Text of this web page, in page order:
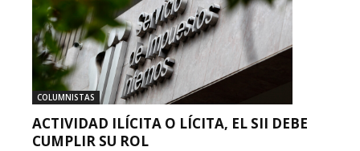
COLUMNISTAS
ACTIVIDAD ILÍCITA O LÍCITA, EL SII DEBE
CUMPLIR SU ROL